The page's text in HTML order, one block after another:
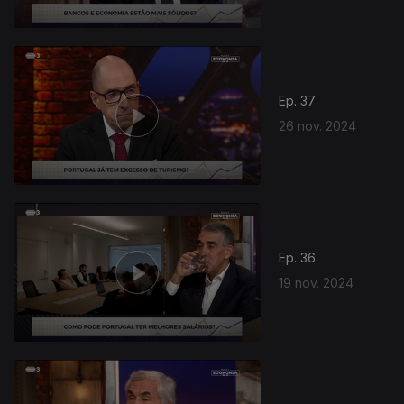
Ep. 37
26 nov. 2024
Ep. 36
19 nov. 2024